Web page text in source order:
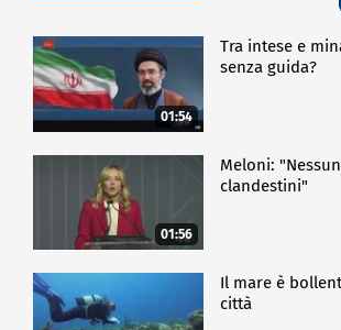
01:54
Tra intese e
senza guida?
01:56
Meloni:
clandestini"
Il mare è
città